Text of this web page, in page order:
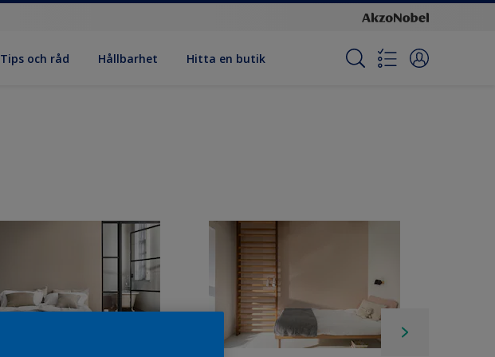
Tips och råd Hållbarhet Hitta en butik